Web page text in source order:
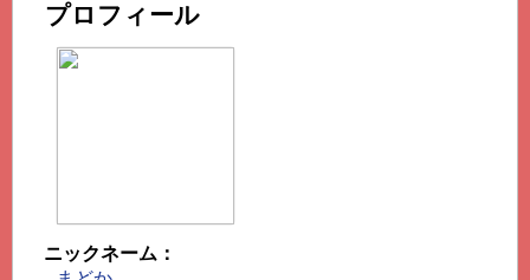
プロフィール
ニックネーム：